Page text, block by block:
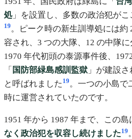
処」を設置し、多数の政治犯が
19。ピーク時の新生訓導処には約
容され、3 つの大隊、12 の中隊に
1970 年代初頭の泰源事件後、
「 国防部緑島感訓監獄 」が建設
と呼ばれました 19。一つの小島で
時に運営されていたのです。
1951 年から 1987 年まで、この島
なく政治犯を収容し続けました19。